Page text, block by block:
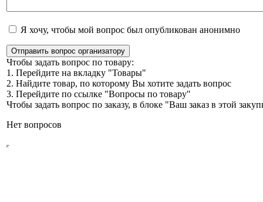
Я хочу, чтобы мой вопрос был опубликован анонимно
Отправить вопрос организатору
Чтобы задать вопрос по товару:
1. Перейдите на вкладку "Товары"
2. Найдите товар, по которому Вы хотите задать вопрос
3. Перейдите по ссылке "Вопросы по товару"
Чтобы задать вопрос по заказу, в блоке "Ваш заказ в этой
Нет вопросов